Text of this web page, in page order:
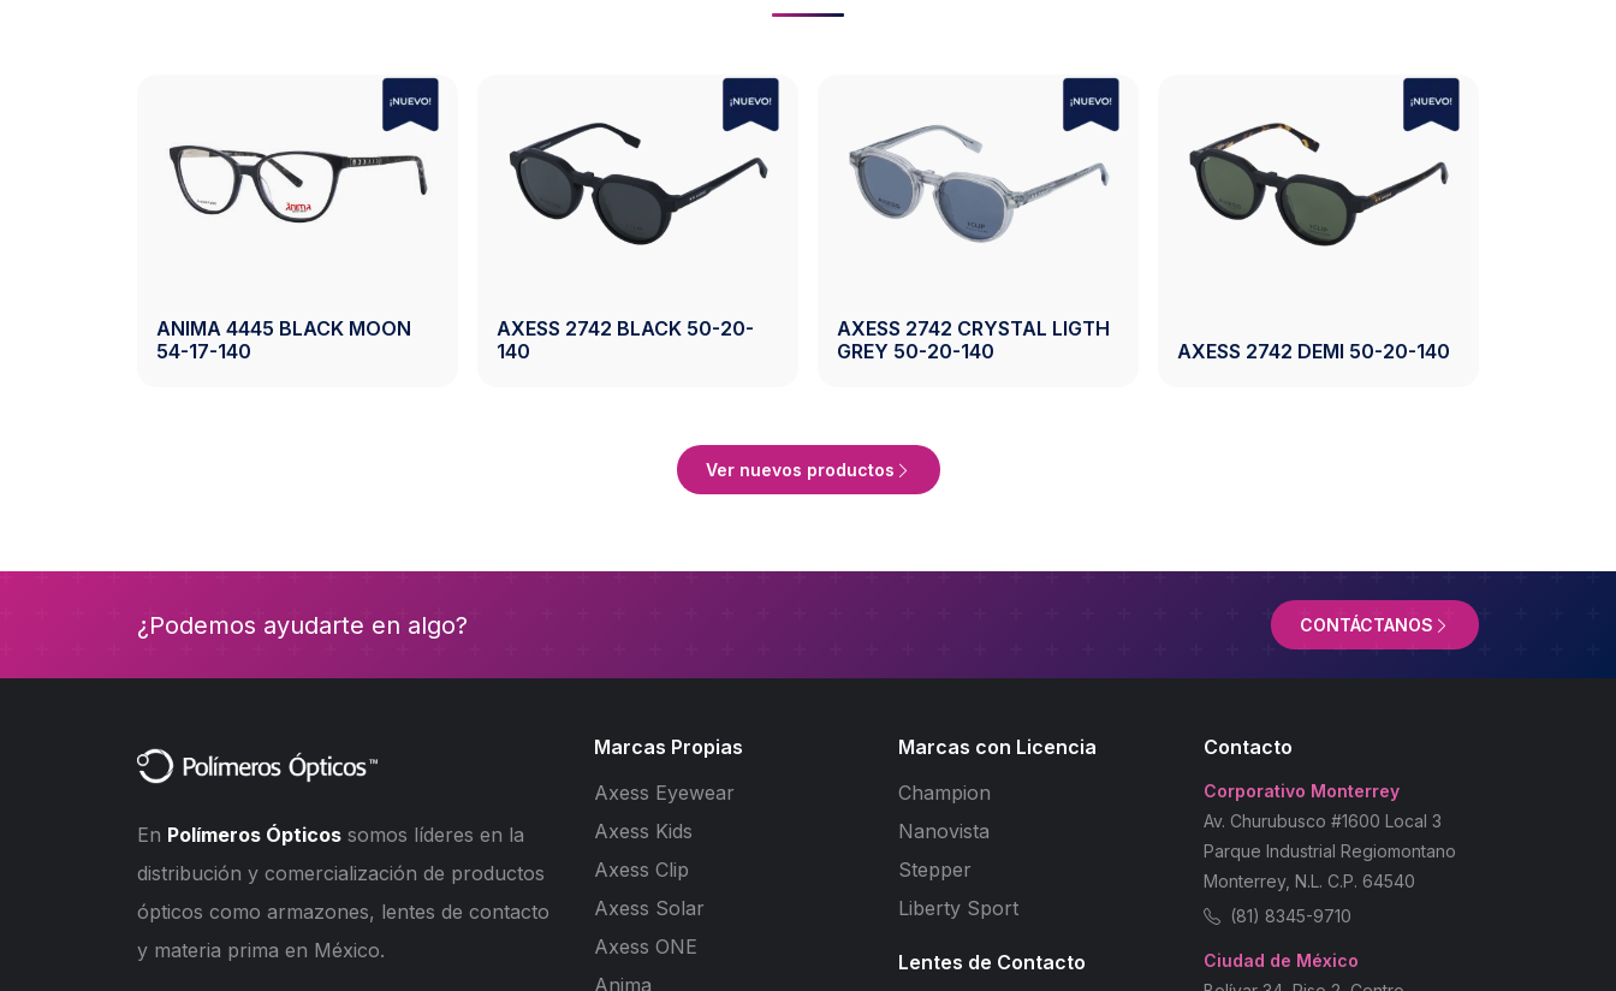
2742 DEMI 50-20-140
AXESS 2743 BLACK 50-19-
AXESS 2743 CRYSTAL
AXESS 2743 CRYSTAL GREY
50-19-140
140
Ver nuevos productos
¿Podemos ayudarte en algo? CONTÁCTANOS
En Polímeros Ópticos somos líderes en la
distribución y comercialización de productos
ópticos como armazones, lentes de contacto
y materia prima en México.
Marcas Propias
Axess Eyewear
Axess Kids
Axess Clip
Axess Solar
Axess ONE
Anima
Marcas con Licencia
Champion
Nanovista
Stepper
Liberty Sport
Lentes de Contacto
Contacto
Corporativo Monterrey
Av. Churubusco #1600 Local 3
Parque Industrial Regiomontano
Monterrey, N.L. C.P. 64540
(81) 8345-9710
Ciudad de México